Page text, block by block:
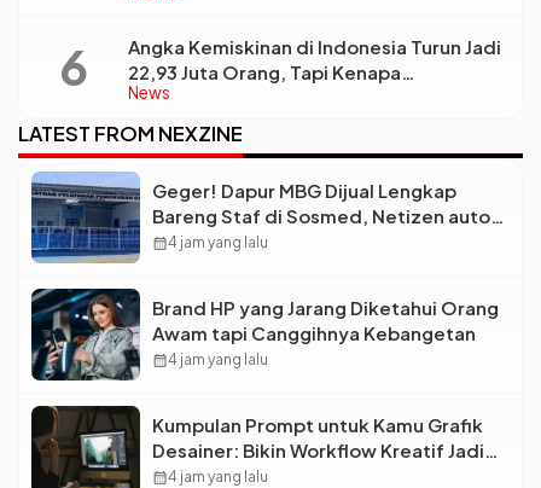
News
Angka Kemiskinan di Indonesia Turun Jadi
22,93 Juta Orang, Tapi Kenapa
Ketimpangan Desa dan Kota Malah Makin
Lebar?
LATEST FROM NEXZINE
Geger! Dapur MBG Dijual Lengkap
Bareng Staf di Sosmed, Netizen auto
Syok
calendar_month4 jam yang lalu
Brand HP yang Jarang Diketahui Orang
Awam tapi Canggihnya Kebangetan
calendar_month4 jam yang lalu
Kumpulan Prompt untuk Kamu Grafik
Desainer: Bikin Workflow Kreatif Jadi
Super Cepat!
calendar_month4 jam yang lalu